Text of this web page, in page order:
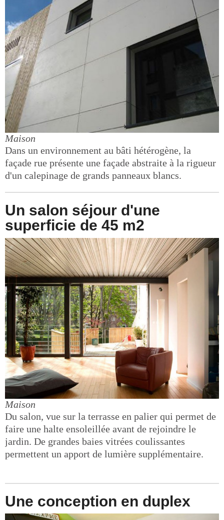
Maison
Dans un environnement au bâti hétérogène, la
façade rue présente une façade abstraite à la rigueur
d'un calepinage de grands panneaux blancs.
Un salon séjour d'une
superficie de 45 m2
Maison
Du salon, vue sur la terrasse en palier qui permet de
faire une halte ensoleillée avant de rejoindre le
jardin. De grandes baies vitrées coulissantes
permettent un apport de lumière supplémentaire.
Une conception en duplex